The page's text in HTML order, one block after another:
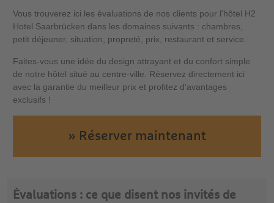
Vous trouverez ici les évaluations de nos clients pour l'hôtel H2
Hotel Saarbrücken dans les domaines suivants : chambres,
petit déjeuner, situation, propreté, prix, restaurant et service.
Faites-vous une idée du design attrayant et du confort simple
de notre hôtel situé au centre-ville. Réservez directement ici
avec la garantie du meilleur prix et profitez d'avantages
exclusifs !
» Réserver maintenant
Évaluations : ce que disent nos invités de